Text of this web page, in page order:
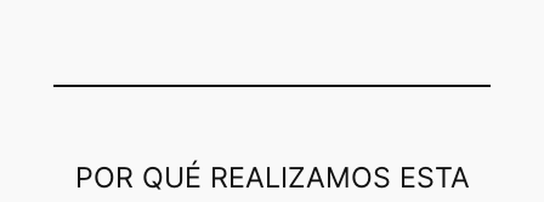
POR QUÉ REALIZAMOS ESTA